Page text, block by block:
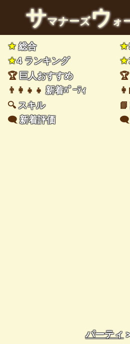
サマナーズウォ
★総合 ★
★4 ランキング ★
🏆巨人おすすめ
👨‍👩‍👧‍👧新着ﾊﾟｰﾃｨ
🔍スキル 📘
🗨️新着評価
パーティ